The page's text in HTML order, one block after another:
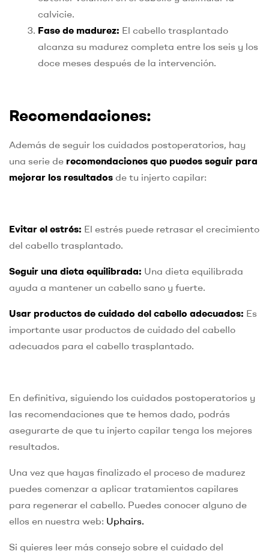
calvicie.
Fase de madurez: El cabello trasplantado
alcanza su madurez completa entre los seis y los
doce meses después de la intervención.
Recomendaciones:
Además de seguir los cuidados postoperatorios, hay
una serie de recomendaciones que puedes seguir para
mejorar los resultados de tu injerto capilar:
Evitar el estrés: El estrés puede retrasar el crecimiento
del cabello trasplantado.
Seguir una dieta equilibrada: Una dieta equilibrada
ayuda a mantener un cabello sano y fuerte.
Usar productos de cuidado del cabello adecuados: Es
importante usar productos de cuidado del cabello
adecuados para el cabello trasplantado.
En definitiva, siguiendo los cuidados postoperatorios y
las recomendaciones que te hemos dado, podrás
asegurarte de que tu injerto capilar tenga los mejores
resultados.
Una vez que hayas finalizado el proceso de madurez
puedes comenzar a aplicar tratamientos capilares
para regenerar el cabello. Puedes conocer alguno de
ellos en nuestra web: Uphairs.
Si quieres leer más consejo sobre el cuidado del